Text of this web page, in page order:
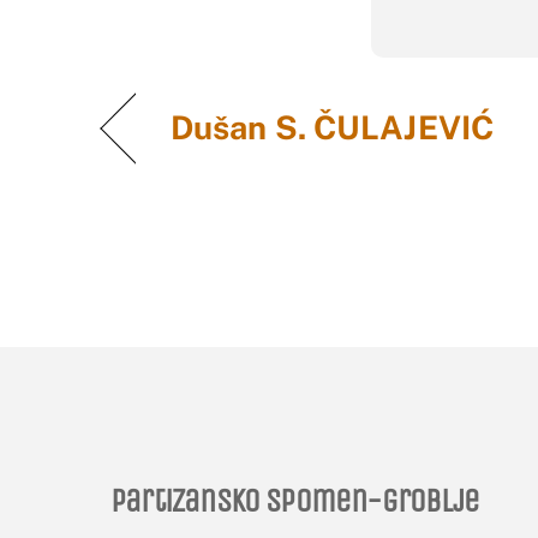
Dušan S. ČULAJEVIĆ
Partizansko spomen-groblje